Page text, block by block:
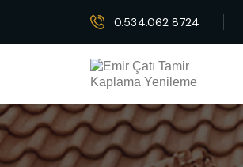
0.534.062 8724